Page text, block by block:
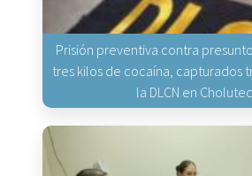
Prisión preventiva contra
tres kilos de cocaína, capturados
la DLCN en